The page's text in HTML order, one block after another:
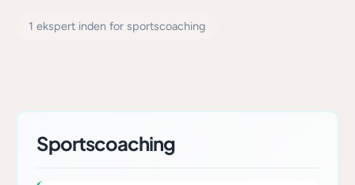
1 ekspert inden for sportscoaching
Sportscoaching